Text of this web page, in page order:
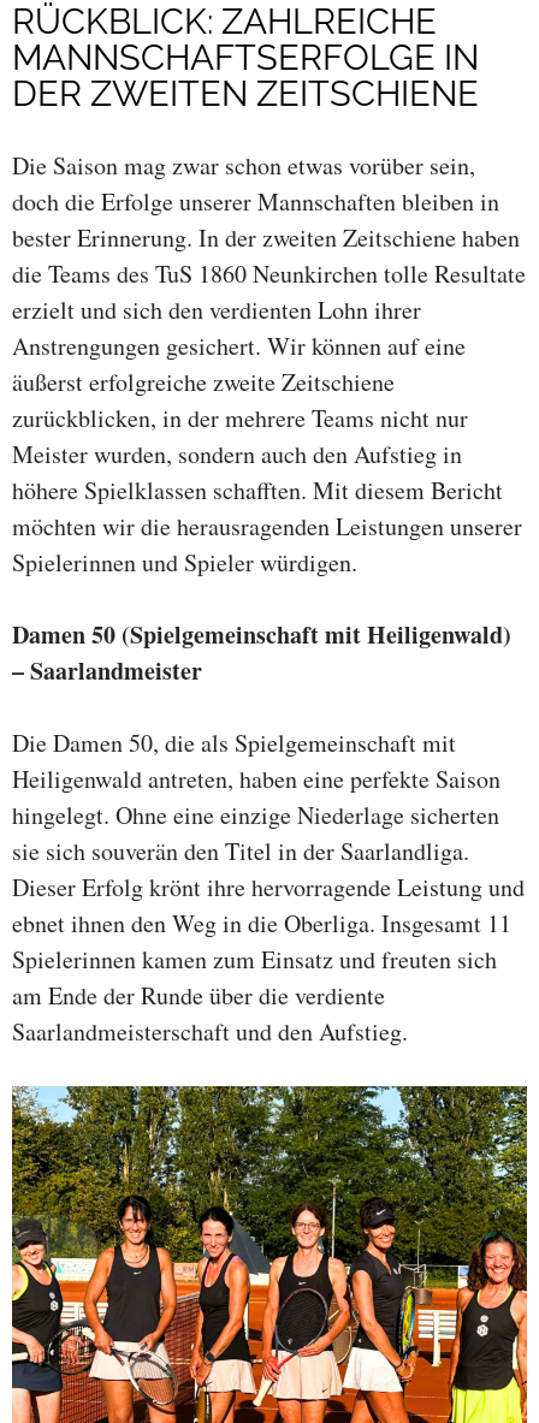
RÜCKBLICK: ZAHLREICHE
MANNSCHAFTSERFOLGE IN
DER ZWEITEN ZEITSCHIENE
Die Saison mag zwar schon etwas vorüber sein,
doch die Erfolge unserer Mannschaften bleiben in
bester Erinnerung. In der zweiten Zeitschiene haben
die Teams des TuS 1860 Neunkirchen tolle Resultate
erzielt und sich den verdienten Lohn ihrer
Anstrengungen gesichert. Wir können auf eine
äußerst erfolgreiche zweite Zeitschiene
zurückblicken, in der mehrere Teams nicht nur
Meister wurden, sondern auch den Aufstieg in
höhere Spielklassen schafften. Mit diesem Bericht
möchten wir die herausragenden Leistungen unserer
Spielerinnen und Spieler würdigen.
Damen 50 (Spielgemeinschaft mit Heiligenwald)
– Saarlandmeister
Die Damen 50, die als Spielgemeinschaft mit
Heiligenwald antreten, haben eine perfekte Saison
hingelegt. Ohne eine einzige Niederlage sicherten
sie sich souverän den Titel in der Saarlandliga.
Dieser Erfolg krönt ihre hervorragende Leistung und
ebnet ihnen den Weg in die Oberliga. Insgesamt 11
Spielerinnen kamen zum Einsatz und freuten sich
am Ende der Runde über die verdiente
Saarlandmeisterschaft und den Aufstieg.